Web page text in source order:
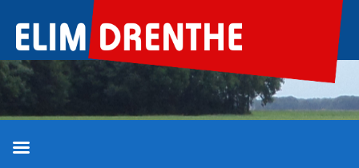
naar
inhoud